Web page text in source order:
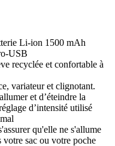
Li-ion 1500 mAh
USB
recyclée et confortable à
variateur et clignotant.
et d’éteindre la
d’intensité utilisé
qu'elle ne s'allume
votre sac ou votre poche